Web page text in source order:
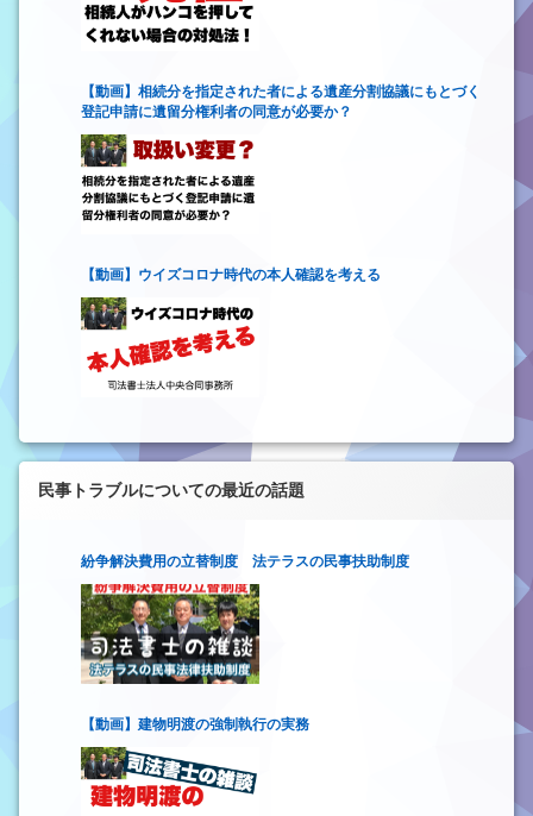
【動画】相続分を指定された者による遺産分割協議にもとづく
登記申請に遺留分権利者の同意が必要か？
【動画】ウイズコロナ時代の本人確認を考える
民事トラブルについての最近の話題
紛争解決費用の立替制度 法テラスの民事扶助制度
【動画】建物明渡の強制執行の実務